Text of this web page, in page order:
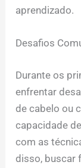
aprendizado.
Desafios
Durante os
enfrentar
de cabelo ou
capacidade
com as
disso, buscar